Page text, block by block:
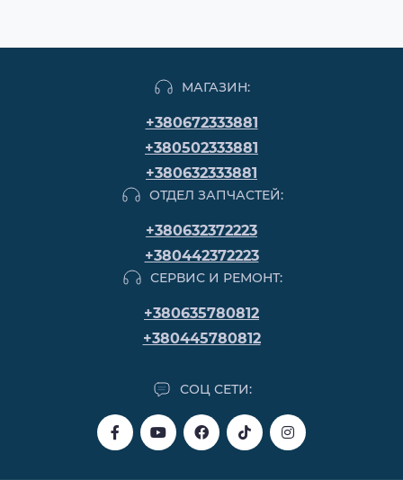
МАГАЗИН:
+380672333881
+380502333881
+380632333881
ОТДЕЛ ЗАПЧАСТЕЙ:
+380632372223
+380442372223
СЕРВИС И РЕМОНТ:
+380635780812
+380445780812
СОЦ СЕТИ: